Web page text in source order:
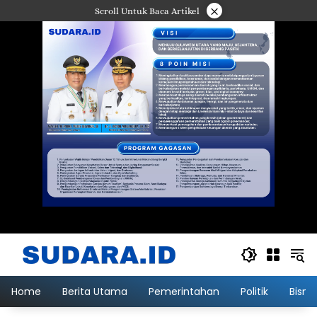
ke
Scroll Untuk Baca Artikel ×
Home Berita Utama Pemerintahan Politik